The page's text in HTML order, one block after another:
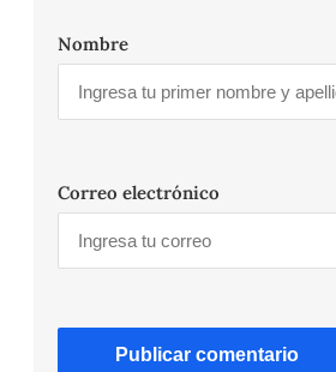
Nombre
Correo electrónico